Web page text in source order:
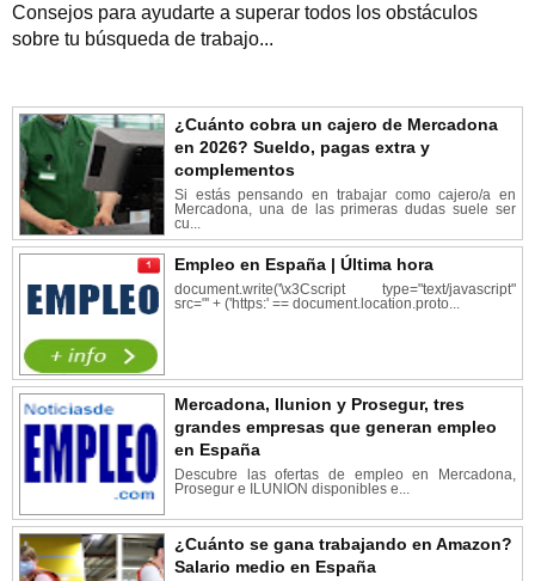
Consejos para ayudarte a superar todos los obstáculos
sobre tu búsqueda de trabajo...
¿Cuánto cobra un cajero de Mercadona
en 2026? Sueldo, pagas extra y
complementos
Si estás pensando en trabajar como cajero/a en
Mercadona, una de las primeras dudas suele ser
cu...
Empleo en España | Última hora
document.write('\x3Cscript type="text/javascript"
src="' + ('https:' == document.location.proto...
Mercadona, Ilunion y Prosegur, tres
grandes empresas que generan empleo
en España
Descubre las ofertas de empleo en Mercadona,
Prosegur e ILUNION disponibles e...
¿Cuánto se gana trabajando en Amazon?
Salario medio en España